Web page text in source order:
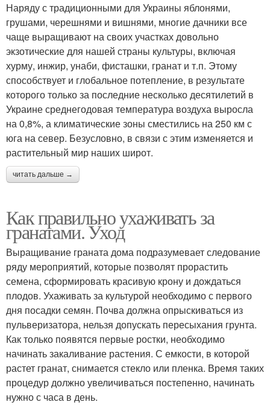
Наряду с традиционными для Украины яблонями,
грушами, черешнями и вишнями, многие дачники все
чаще выращивают на своих участках довольно
экзотические для нашей страны культуры, включая
хурму, инжир, унаби, фисташки, гранат и т.п. Этому
способствует и глобальное потепление, в результате
которого только за последние несколько десятилетий в
Украине среднегодовая температура воздуха выросла
на 0,8%, а климатические зоны сместились на 250 км с
юга на север. Безусловно, в связи с этим изменяется и
растительный мир наших широт.
читать дальше →
Как правильно ухаживать за
гранатами. Уход
Выращивание граната дома подразумевает следование
ряду мероприятий, которые позволят прорастить
семена, сформировать красивую крону и дождаться
плодов. Ухаживать за культурой необходимо с первого
дня посадки семян. Почва должна опрыскиваться из
пульверизатора, нельзя допускать пересыхания грунта.
Как только появятся первые ростки, необходимо
начинать закаливание растения. С емкости, в которой
растет гранат, снимается стекло или пленка. Время таких
процедур должно увеличиваться постепенно, начинать
нужно с часа в день.